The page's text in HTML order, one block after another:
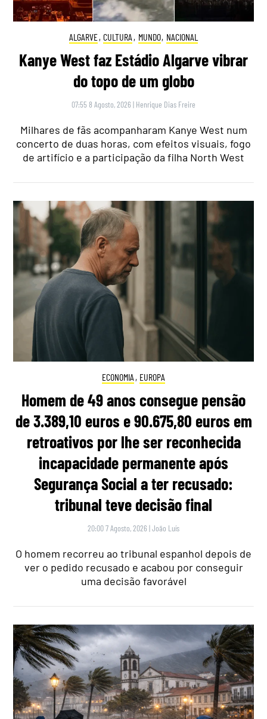
ALGARVE, CULTURA , MUNDO, NACIONAL
Kanye West faz Estádio Algarve vibrar
do topo de um globo
07:55 8 Agosto, 2026 | Henrique Dias Freire
Milhares de fãs acompanharam Kanye West num
concerto de duas horas, com efeitos visuais, fogo
de artifício e a participação da filha North West
ECONOMIA , EUROPA
Homem de 49 anos consegue pensão
de 3.389,10 euros e 90.675,80 euros em
retroativos por lhe ser reconhecida
incapacidade permanente após
Segurança Social a ter recusado:
tribunal teve decisão final
20:00 7 Agosto, 2026 |João Luís
O homem recorreu ao tribunal espanhol depois de
ver o pedido recusado e acabou por conseguir
uma decisão favorável